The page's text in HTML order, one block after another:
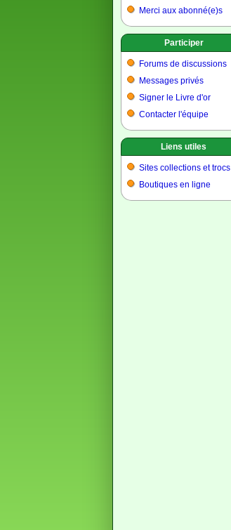
Merci aux abonné(e)s
Participer
Forums de discussions
Messages privés
Signer le Livre d'or
Contacter l'équipe
Liens utiles
Sites collections et trocs
Boutiques en ligne